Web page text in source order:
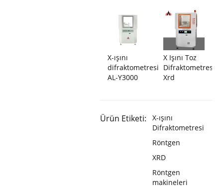
X-ışını
difraktometresi
AL-Y3000
X Işını Toz
Difraktometresi
Xrd
Ürün Etiketi:
X-ışını
Difraktometresi
Röntgen
XRD
Röntgen
makineleri